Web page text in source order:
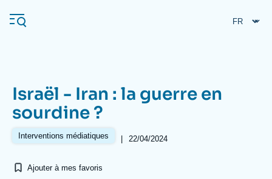
au
contenu
Navigation
principale
L'Ifri
Analyses
Israël - Iran : la guerre en
sourdine ?
Interventions médiatiques | 22/04/2024
Ajouter à mes favoris